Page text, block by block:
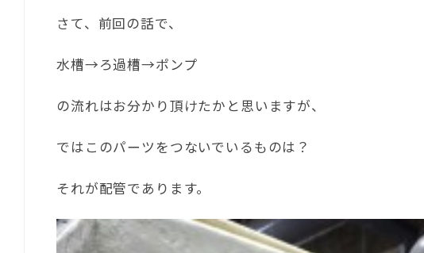
さて、前回の話で、
水槽→ろ過槽→ポンプ
の流れはお分かり頂けたかと思いますが、
ではこのパーツをつないでいるものは？
それが配管であります。